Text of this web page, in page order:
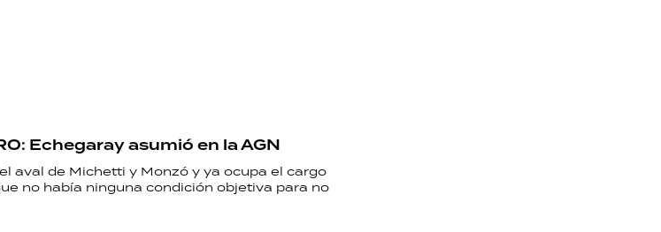
Echegaray asumió en la AGN
aval de Michetti y Monzó y ya ocupa el cargo
no había ninguna condición objetiva para no